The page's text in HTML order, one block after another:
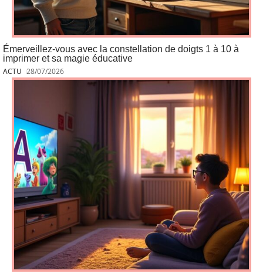
Émerveillez-vous avec la constellation de doigts 1 à 10 à
imprimer et sa magie éducative
ACTU 28/07/2026